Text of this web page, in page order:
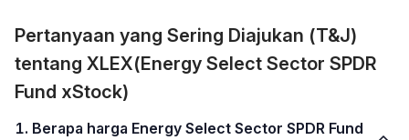
Pertanyaan yang Sering Diajukan (T&J)
tentang XLEX(Energy Select Sector SPDR
Fund xStock)
1. Berapa harga Energy Select Sector SPDR Fund